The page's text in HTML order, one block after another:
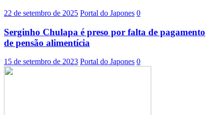
22 de setembro de 2025 Portal do Japones 0
Serginho Chulapa é preso por falta de pagamento
de pensão alimentícia
15 de setembro de 2023 Portal do Japones 0